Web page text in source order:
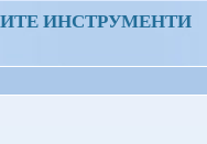
ИНСТРУМЕНТИ